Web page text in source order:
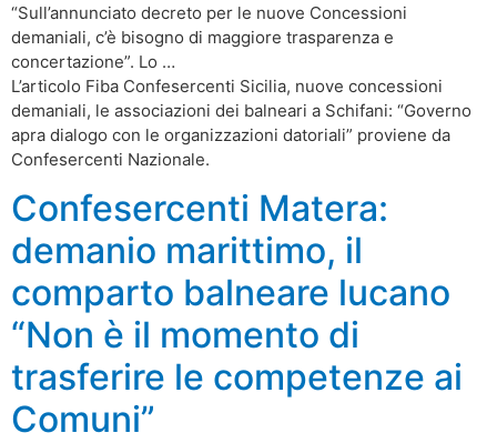
“Sull’annunciato decreto per le nuove Concessioni
demaniali, c’è bisogno di maggiore trasparenza e
concertazione”. Lo …
L’articolo Fiba Confesercenti Sicilia, nuove concessioni
demaniali, le associazioni dei balneari a Schifani: “Governo
apra dialogo con le organizzazioni datoriali” proviene da
Confesercenti Nazionale.
Confesercenti Matera:
demanio marittimo, il
comparto balneare lucano
“Non è il momento di
trasferire le competenze ai
Comuni”